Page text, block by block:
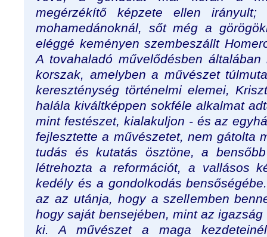
megérzékítő képzete ellen
mohamedánoknál, sőt még a
eléggé keményen szembeszállt
A tovahaladó művelődésben
korszak, amelyben a művészet
kereszténység történelmi elemei,
halála kiváltképpen sokféle alkalmat
mint festészet, kialakuljon - és az
fejlesztette a művészetet, nem gátolta
tudás és kutatás ösztöne, a
létrehozta a reformációt, a vallásos
kedély és a gondolkodás
az az utánja, hogy a szellemben
hogy saját bensejében, mint az
ki. A művészet a maga